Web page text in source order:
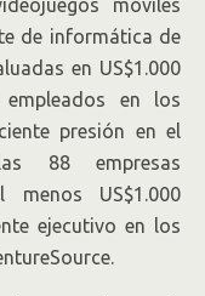
móviles
de informática de
en US$1.000
en los
presión en el
88 empresas
menos US$1.000
ejecutivo en los